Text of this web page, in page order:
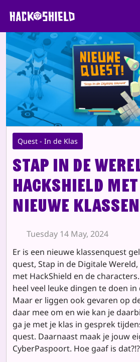
Quest - In de Klas
Stap in de
HackShield met
nieuwe
Tuesday 14 May, 2024
Er is een nieuwe klassenquest
quest, Stap in de Digitale Wereld
met HackShield en de
heel veel leuke dingen te doen
Maar er liggen ook gevaren op
daar mee om en wie kan je
ga je met je klas in gesprek
quest. Daarnaast maak je jouw
CyberPaspoort. Hoe gaaf is